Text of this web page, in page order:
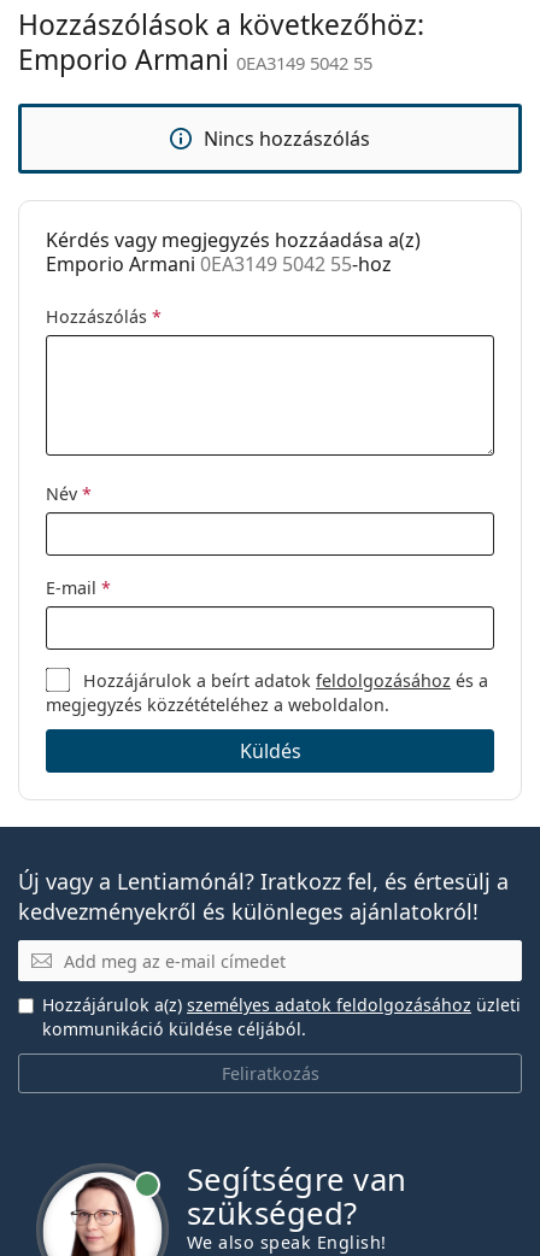
Állítható
orrpárna:
Nem
Kiegészítők
Igen
Tisztítókendő:
Igen
Egyéb
Nem:
Férfi
Kategória:
Márka:
Hozzászólások a következőhöz:
Emporio Armani 0EA3149 5042 55
Nincs hozzászólás
Kérdés vagy megjegyzés hozzáadása a(z)
Emporio Armani 0EA3149 5042 55-hoz
Hozzászólás *
Név *
E-mail *
Hozzájárulok a beírt adatokfeldolgozásához és a
megjegyzés közzétételéhez a weboldalon.
Küldés
Új vagy a Lentiamónál? Iratkozz fel, és értesülj a
kedvezményekről és különleges ajánlatokról!
E-mail
Feliratkozás
Hozzájárulok a(z) személyes adatok feldolgozásához üzleti
kommunikáció küldése céljából.
Segítségre van
szükséged?
We also speak English!